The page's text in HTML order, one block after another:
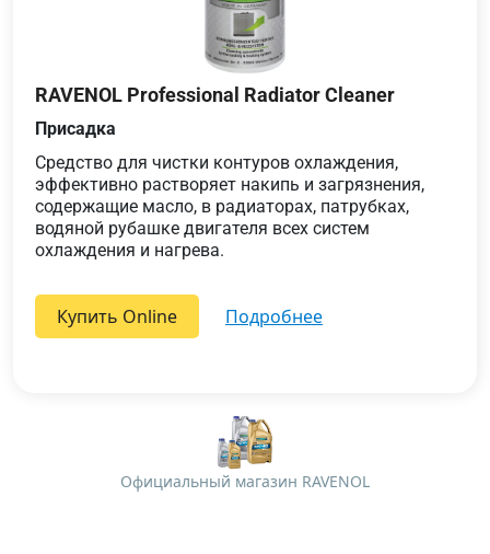
RAVENOL Professional Radiator Cleaner
Присадка
Средство для чистки контуров охлаждения,
эффективно растворяет накипь и загрязнения,
содержащие масло, в радиаторах, патрубках,
водяной рубашке двигателя всех систем
охлаждения и нагрева.
Купить Online подробнее
Официальный магазин RAVENOL